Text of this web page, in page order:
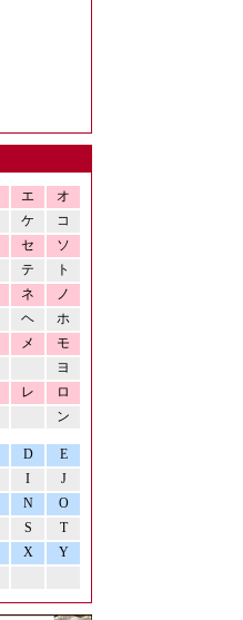
エ
オ
ケ
コ
セ
ソ
テ
ト
ネ
ノ
ヘ
ホ
メ
モ
ヨ
レ
ロ
ン
D
E
I
J
N
O
S
T
X
Y